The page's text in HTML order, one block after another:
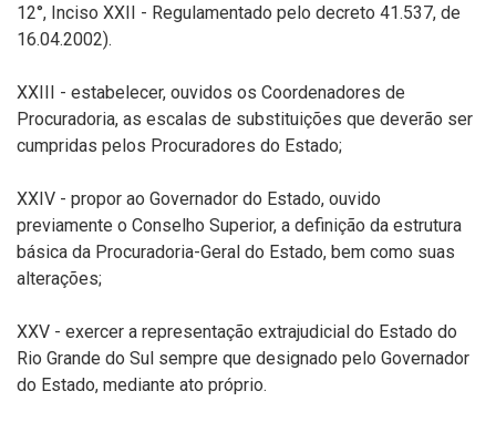
12°, Inciso XXII - Regulamentado pelo decreto 41.537, de
16.04.2002).
XXIII - estabelecer, ouvidos os Coordenadores de
Procuradoria, as escalas de substituições que deverão ser
cumpridas pelos Procuradores do Estado;
XXIV - propor ao Governador do Estado, ouvido
previamente o Conselho Superior, a definição da estrutura
básica da Procuradoria-Geral do Estado, bem como suas
alterações;
XXV - exercer a representação extrajudicial do Estado do
Rio Grande do Sul sempre que designado pelo Governador
do Estado, mediante ato próprio.